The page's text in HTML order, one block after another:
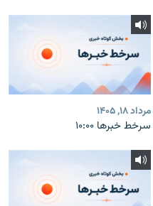
مرداد ۱۸, ۱۴۰۵
سرخط خبرها ۱۰:۰۰